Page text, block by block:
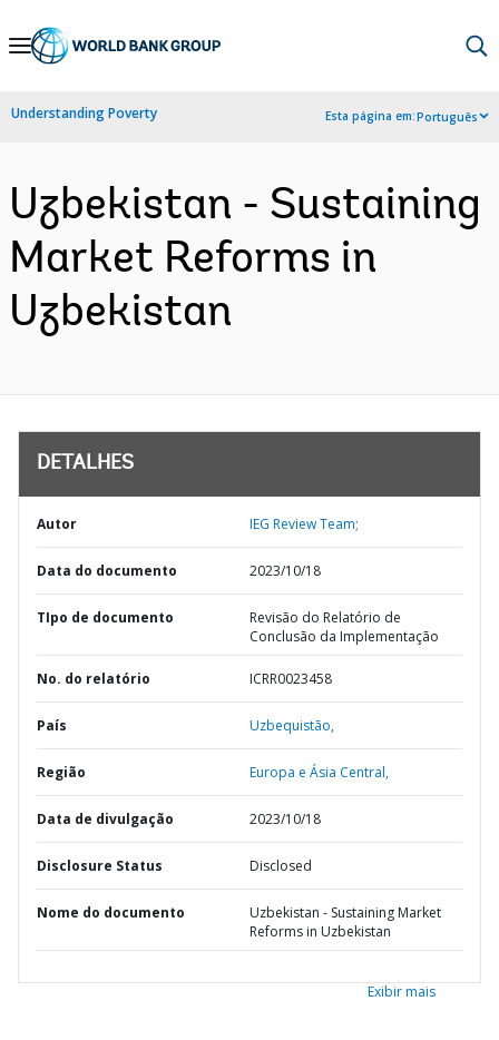
Skip
Navigation
Understanding Poverty Esta página em:Português
Uzbekistan - Sustaining
Market Reforms in
Uzbekistan
DETALHES
Autor IEG Review Team;
Data do documento 2023/10/18
TIpo de documento
Revisão do Relatório de
Conclusão da Implementação
No. do relatório ICRR0023458
País Uzbequistão,
Região Europa e Ásia Central,
Data de divulgação 2023/10/18
Disclosure Status Disclosed
Nome do documento
Uzbekistan - Sustaining Market
Reforms in Uzbekistan
Exibir mais